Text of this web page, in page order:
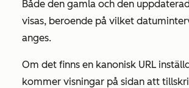
Både den gamla och den
visas, beroende på vilket
anges.
Om det finns en kanonisk URL
kommer visningar på sidan att